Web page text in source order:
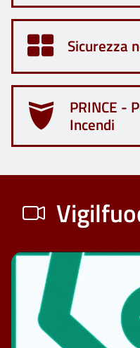
Sicurezza
PRINCE -
Incendi